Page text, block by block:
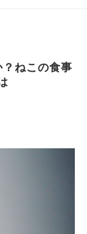
ねこの食事